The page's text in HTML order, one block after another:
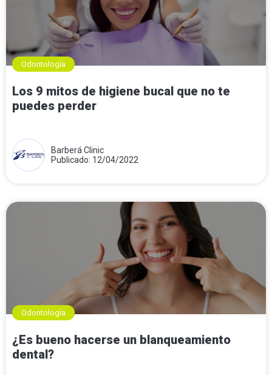
Odontología
Los 9 mitos de higiene bucal que no te
puedes perder
Barberá Clinic
Publicado: 12/04/2022
Odontología
¿Es bueno hacerse un blanqueamiento
dental?